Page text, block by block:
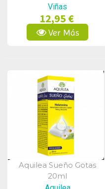
Viñas
12,95 €
Ver Más
Vista Rápida
Aquilea Sueño Gotas
20ml